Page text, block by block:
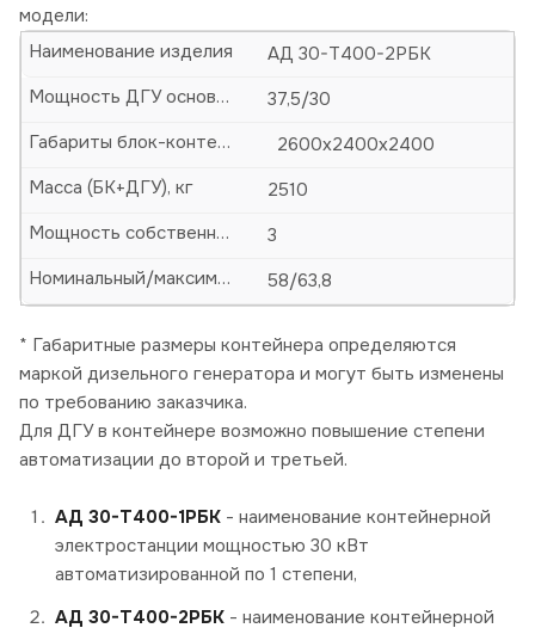
модели:
АД 30-Т400-2РБК
Наименование изделия
37,5/30
Мощность ДГУ основная (кВА/кВт)
2600х2400х2400
Габариты блок-контейнера (БК)-ДхШхВ, мм
2510
Масса (БК+ДГУ), кг
3
Мощность собственных нужд, кВт
58/63,8
Номинальный/максимальный ток, А
* Габаритные размеры контейнера определяются
маркой дизельного генератора и могут быть изменены
по требованию заказчика.
Для ДГУ в контейнере возможно повышение степени
автоматизации до второй и третьей.
АД 30-Т400-1РБК - наименование контейнерной
электростанции мощностью 30 кВт
автоматизированной по 1 степени,
АД 30-Т400-2РБК - наименование контейнерной